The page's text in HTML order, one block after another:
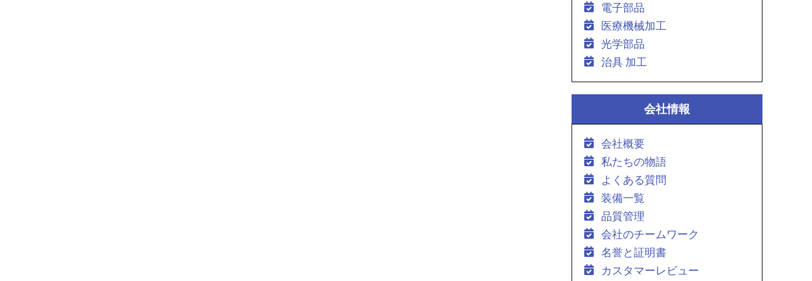
電子部品
医療機械加工
光学部品
治具 加工
会社情報
会社概要
私たちの物語
よくある質問
装備一覧
品質管理
会社のチームワーク
名誉と証明書
カスタマーレビュー